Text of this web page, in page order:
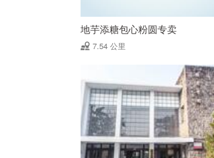
地芋添糖包心粉圆专卖
7.54 公里